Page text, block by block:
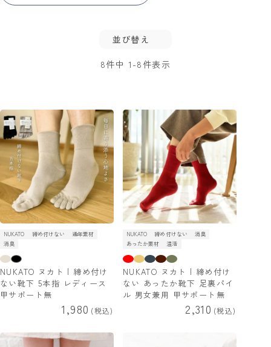
並び替え
8件中 1 -8 件表示
NUKATO 締め付けない
通年素材
消臭
NUKATO ヌカト | 締め付け
ない靴下 5本指 レディース
甲サポート無
1,980 税込
NUKATO 締め付けない
消臭
あったか素材
温活
NUKATO ヌカト | 締め付け
ない あったか靴下 足裏パイ
ル 男女兼用 甲サポート無
2,310 税込